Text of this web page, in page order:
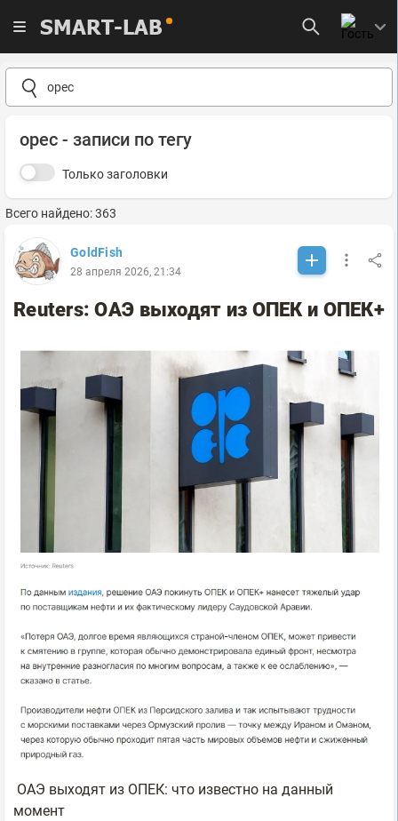
SMART-LAB
opec - записи по тегу
Только заголовки
Всего найдено: 363
GoldFish
28 апреля 2026, 21:34
Reuters: ОАЭ выходят из ОПЕК и ОПЕК+
ОАЭ выходят из ОПЕК: что известно на данный
момент